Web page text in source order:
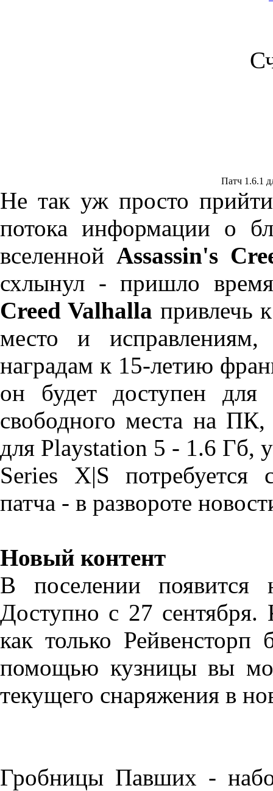
Патч 1.6.1
Не так уж просто
потока информации о
вселенной Assassin's
схлынул - пришло
Creed Valhalla привлечь
место и
наградам к 15-летию
он будет доступен
свободного места на
для Playstation 5 - 1.6 Гб,
Series X|S потребуется
патча - в развороте
Новый контент
В поселении появится
Доступно с 27
как только
помощью кузницы вы
текущего снаряжения в
Гробницы Павших -